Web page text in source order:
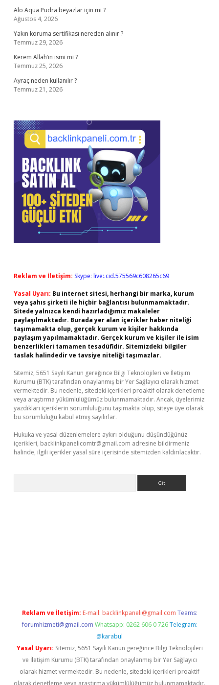
Alo Aqua Pudra beyazlar için mi ?
Ağustos 4, 2026
Yakın koruma sertifikası nereden alınır ?
Temmuz 29, 2026
Kerem Allah’ın ismi mi ?
Temmuz 25, 2026
Ayraç neden kullanılır ?
Temmuz 21, 2026
Reklam ve İletişim: Skype: live:.cid.575569c608265c69
Yasal Uyarı: Bu internet sitesi, herhangi bir marka, kurum
veya şahıs şirketi ile hiçbir bağlantısı bulunmamaktadır.
Sitede yalnızca kendi hazırladığımız makaleler
paylaşılmaktadır. Burada yer alan içerikler haber niteliği
taşımamakta olup, gerçek kurum ve kişiler hakkında
paylaşım yapılmamaktadır. Gerçek kurum ve kişiler ile isim
benzerlikleri tamamen tesadüfidir. Sitemizdeki bilgiler
taslak halindedir ve tavsiye niteliği taşımazlar.
Sitemiz, 5651 Sayılı Kanun gereğince Bilgi Teknolojileri ve İletişim
Kurumu (BTK) tarafından onaylanmış bir Yer Sağlayıcı olarak hizmet
vermektedir. Bu nedenle, sitedeki içerikleri proaktif olarak denetleme
veya araştırma yükümlülüğümüz bulunmamaktadır. Ancak, üyelerimiz
yazdıkları içeriklerin sorumluluğunu taşımakta olup, siteye üye olarak
bu sorumluluğu kabul etmiş sayılırlar.
Hukuka ve yasal düzenlemelere aykırı olduğunu düşündüğünüz
içerikleri, backlinkpanelicomtr@gmail.com adresine bildirmeniz
halinde, ilgili içerikler yasal süre içerisinde sitemizden kaldırılacaktır.
Reklam ve İletişim: E-mail: backlinkpaneli@gmail.com Teams:
forumhizmeti@gmail.com Whatsapp: 0262 606 0 726 Telegram:
@karabul
Yasal Uyarı: Sitemiz, 5651 Sayılı Kanun gereğince Bilgi Teknolojileri
ve İletişim Kurumu (BTK) tarafından onaylanmış bir Yer Sağlayıcı
olarak hizmet vermektedir. Bu nedenle, sitedeki içerikleri proaktif
olarak denetleme veya araştırma yükümlülüğümüz bulunmamaktadır.